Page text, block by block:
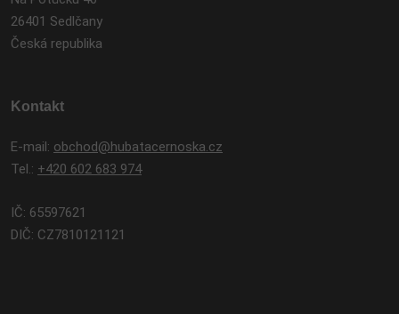
26401 Sedlčany
Česká republika
Kontakt
E-mail: obchod@hubatacernoska.cz
Tel.: +420 602 683 974
IČ: 65597621
DIČ: CZ7810121121